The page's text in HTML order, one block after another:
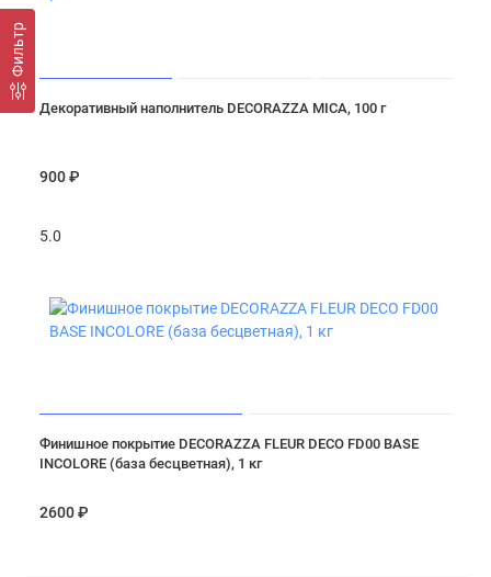
Фильтр
Декоративный наполнитель DECORAZZA MICA, 100 г
900 ₽
5.0
Финишное покрытие DECORAZZA FLEUR DECO FD00 BASE
INCOLORE (база бесцветная), 1 кг
2600 ₽